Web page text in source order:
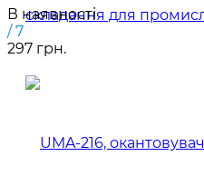
В наявності
/ 7
297 грн.